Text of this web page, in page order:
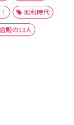
昭和時代
殿の13人